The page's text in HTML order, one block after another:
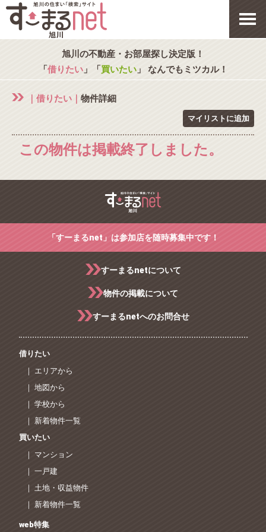
旭川の不動産・お部屋探し決定版！
「借りたい」「買いたい」 なんでもミツカル！
｜借りたい｜ 物件詳細
マイリストに追加
この物件は掲載終了しました。
「すーまるnet」は参加店を随時募集中です！
すーまるnetについて
物件の掲載について
すーまるnetへのお問合せ
借りたい
｜ エリアから
｜ 地図から
｜ 学校から
｜ 新着物件一覧
買いたい
｜ マンション
｜ 一戸建
｜ 土地・収益物件
｜ 新着物件一覧
web特集